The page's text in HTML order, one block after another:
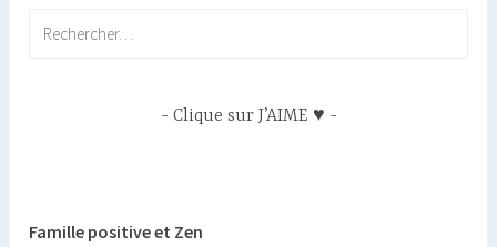
Clique sur J’AIME ♥
Famille positive et Zen